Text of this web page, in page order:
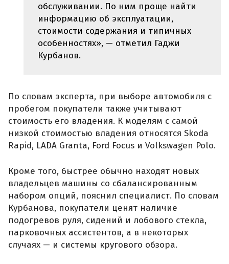
обслуживании. По ним проще найти
информацию об эксплуатации,
стоимости содержания и типичных
особенностях», — отметил Гаджи
Курбанов.
По словам эксперта, при выборе автомобиля с
пробегом покупатели также учитывают
стоимость его владения. К моделям с самой
низкой стоимостью владения относятся Skoda
Rapid, LADA Granta, Ford Focus и Volkswagen Polo.
Кроме того, быстрее обычно находят новых
владельцев машины со сбалансированным
набором опций, пояснил специалист. По словам
Курбанова, покупатели ценят наличие
подогревов руля, сидений и лобового стекла,
парковочных ассистентов, а в некоторых
случаях — и системы кругового обзора.